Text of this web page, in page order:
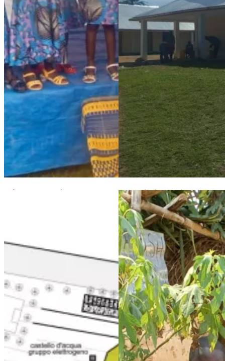
Clôture de l’année scolaire 2022-2023 à l’école de Maison de
Maison de Paix : état